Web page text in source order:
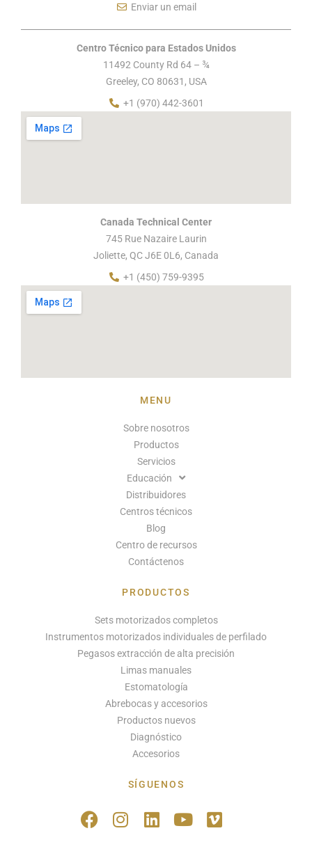
Enviar un email
Centro Técnico para Estados Unidos
11492 County Rd 64 – ¾
Greeley, CO 80631, USA
+1 (970) 442-3601
Canada Technical Center
745 Rue Nazaire Laurin
Joliette, QC J6E 0L6, Canada
+1 (450) 759-9395
MENU
Sobre nosotros
Productos
Servicios
Educación
Distribuidores
Centros técnicos
Blog
Centro de recursos
Contáctenos
PRODUCTOS
Sets motorizados completos
Instrumentos motorizados individuales de perfilado
Pegasos extracción de alta precisión
Limas manuales
Estomatología
Abrebocas y accesorios
Productos nuevos
Diagnóstico
Accesorios
SÍGUENOS